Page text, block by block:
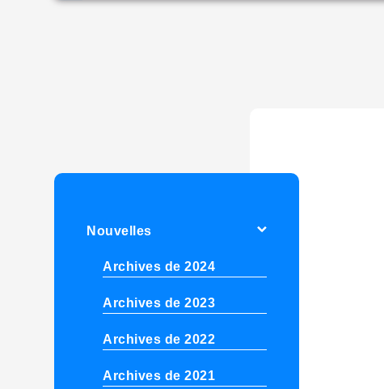
Nouvelles
Archives de 2024
Archives de 2023
Archives de 2022
Archives de 2021